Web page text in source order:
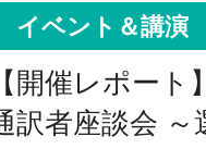
イベント＆講演
【開催レポー
訳者座談会